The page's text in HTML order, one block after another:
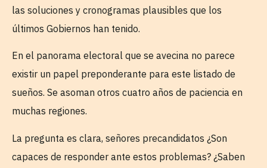
las soluciones y cronogramas plausibles que los
últimos Gobiernos han tenido.
En el panorama electoral que se avecina no parece
existir un papel preponderante para este listado de
sueños. Se asoman otros cuatro años de paciencia en
muchas regiones.
La pregunta es clara, señores precandidatos ¿Son
capaces de responder ante estos problemas? ¿Saben